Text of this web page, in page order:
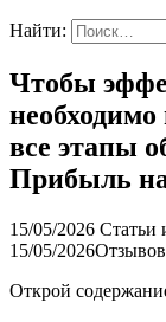
Найти:
Чтобы
необходимо
все этапы
Прибыль
15/05/2026 Статьи
15/05/2026
Открой